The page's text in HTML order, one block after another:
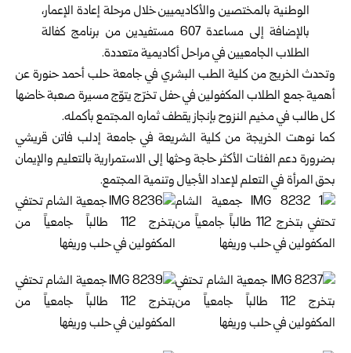
الوطنية بالمختصين والأكاديميين خلال مرحلة إعادة الإعمار،
بالإضافة إلى مساعدة 607 مستفيدين من برنامج كفالة
الطلاب الجامعيين في مراحل أكاديمية متعددة.
وتحدث الخريج من كلية الطب البشري في جامعة حلب أحمد حنورة عن
أهمية جمع الطلاب المكفولين في حفل تخرّج يتوّج مسيرة صعبة خاضها
كل طالب في مخيم النزوح بإنجاز يقطف ثماره المجتمع بأكمله.
كما نوهت الخريجة من كلية الشريعة في جامعة إدلب فاتن قريشي
بضرورة دعم الفئات الأكثر حاجة وحثها إلى الاستمرارية بالتعليم والإيمان
بحق المرأة في التعلم لإعداد الأجيال وتنمية المجتمع.